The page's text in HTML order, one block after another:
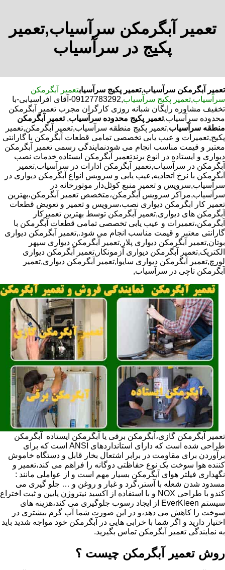
تعمیر آبگرمکن سرآسیاب,تعمیر
پکیج در سرآسیاب
تعمیر آبگرمکن سرآسیاب,تعمیر پکیج سرآسیابتعمیر آبگرمکن
سرآسیاب,تعمیر پکیج سرآسیاب
,09127783292-آقای افراسیابی-با
تخفیف مشاوره رایگان شبانه روزی کارگران مجرب تعمیر آبگرمکن
محدوده سرآسیاب,تعمیر پکیج محدوده سرآسیاب, تعمیر آبگرمکن
منطقه سرآسیاب,تعمیر پکیج منطقه سرآسیاب,تعمیر آبگرمکن,تعمیر
پکیج,تعمیرات و عیب یابی تخصصی تمامی قطعات آبگرمکن با گارانتی
معتبر و قیمت مناسب انجام می شودنمایندگی رسمی تعمیر آبگرمکن
دیواری و ایستاده در انوع برندتعمیر آبگرمکن ایستاده خدمات نصب
آبگرمکن در سرآسیاب,تعمیر آبگرمکن ادارات در سرآسیاب,تعمیر
آبگرمکن با نرخ اتحادیه,عیب یابی و سرویس انواع آبگرمکن دیواری در
سرآسیاب,سرویس و تعمیر منبع کوئل‌دار موتورخانه در
سرآسیاب,مراکز سرویس آبگرمکن،متخصص تعمیر آبگرمکن،بهترین
تعمیر کار ابگرمکن دیواری نصب،سرویس و تعمیر و تعویض قطعات
آبگرمکن های دیواری,تعمیر آبگرمکن توسط بهترین تعمیرکار
آبگرمکن،تعمیرات و عیب یابی تخصصی تمامی قطعات آبگرمکن با
گارانتی معتبر و قیمت مناسب انجام می شود.,تعمیر آبگرمکن دیواری
بوتان,تعمیر آبگرمکن دیواری پلار,تعمیر آبگرمکن دیواری سپهر
الکتریک,تعمیر آبگرمکن دیواری آزمونکار,تعمیر آبگرمکن دیواری
لورچ,تعمیر آبگرمکن دیواری سایوا,تعمیر آبگرمکن دیواری,تعمیر
آبگرمکن تاچی در سرآسیاب,
تعمیر آبگرمکن گازی،آبگرمکن برقی یا آبگرمکن ایستاده ​ آبگرمکن
طراحی شده است که دارای استانداردهای ANSI است که برای
برآوردن برای مقاومت در برابر اشتعال بخار قابل و دستگاه خاموش
کننده هوا سوخت یک نوع حفاظتی دوگانه را فراهم می کند،تعمیر و
نگهداری فیلتر هوای آبگرمکن بسیار مهم است و از عواملی مانند :
مسدود شدن شعله با آستر،گرد و غبار و روغن و … جلو گیری می
کندو با طراحی NOX و با استفاده از اکسید نیتروژن پایین و ثبت اختراع
سیستم EverKleen از ایجاد رسوب جلوگیری می کند،هزینه های
سوخت را کاهش می دهد،و در این صورت شما آب گرم بیشتری در
اختیار دارید و اگر شما با خرابی هایی در آبگرمکن خود مواجه شدید باید
به نمایندگی تعمیر آبگرمکن تماس بگیرید.
روش تعمیر آبگرمکن چیست ؟